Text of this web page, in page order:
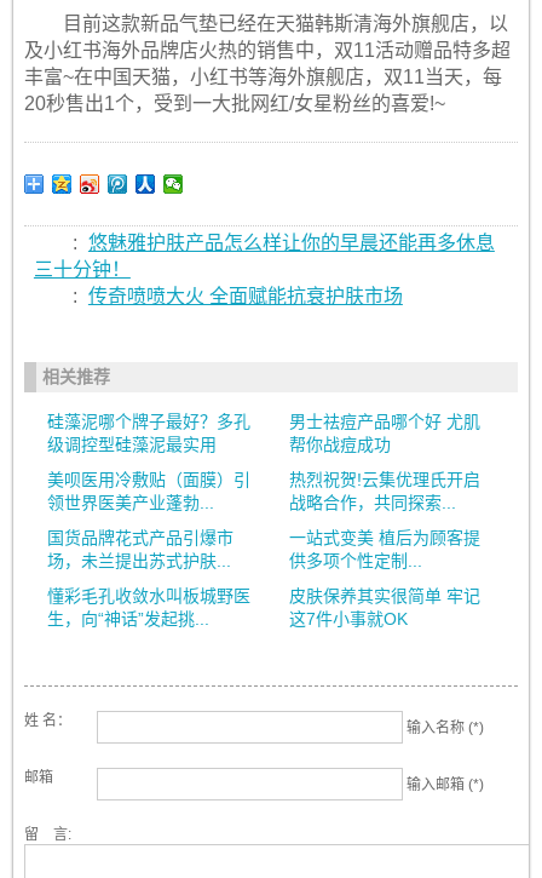
目前这款新品气垫已经在天猫韩斯清海外旗舰店，以
及小红书海外品牌店火热的销售中，双11活动赠品特多超
丰富~在中国天猫，小红书等海外旗舰店，双11当天，每
20秒售出1个，受到一大批网红/女星粉丝的喜爱!~
: 悠魅雅护肤产品怎么样让你的早晨还能再多休息
三十分钟！
: 传奇喷喷大火 全面赋能抗衰护肤市场
相关推荐
硅藻泥哪个牌子最好？多孔
级调控型硅藻泥最实用
男士祛痘产品哪个好 尤肌
帮你战痘成功
美呗医用冷敷贴（面膜）引
领世界医美产业蓬勃...
热烈祝贺!云集优理氏开启
战略合作，共同探索...
国货品牌花式产品引爆市
场，未兰提出苏式护肤...
一站式变美 植后为顾客提
供多项个性定制...
懂彩毛孔收敛水叫板城野医
生，向“神话”发起挑...
皮肤保养其实很简单 牢记
这7件小事就OK
姓 名： 输入名称 (*)
邮箱 输入邮箱 (*)
留 言: